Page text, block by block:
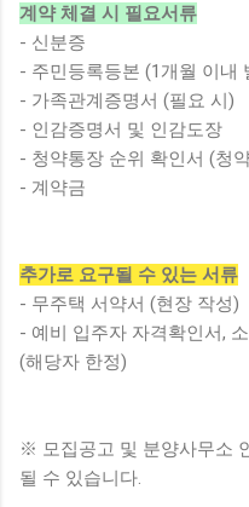
계약 체결 시 필요서류
- 신분증
- 주민등록등본 (1개월 이내
- 가족관계증명서 (필요 시)
- 인감증명서 및 인감도장
- 청약통장 순위 확인서 (청
- 계약금
추가로 요구될 수 있는 서류
- 무주택 서약서 (현장 작성)
- 예비 입주자 자격확인서,
(해당자 한정)
※ 모집공고 및 분양사무소
될 수 있습니다.